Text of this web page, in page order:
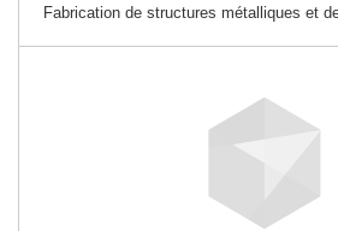
Fabrication de structures métalliques et